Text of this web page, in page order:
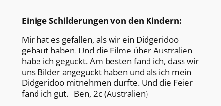
Einige Schilderungen von den Kindern:
Mir hat es gefallen, als wir ein Didgeridoo
gebaut haben. Und die Filme über Australien
habe ich geguckt. Am besten fand ich, dass wir
uns Bilder angeguckt haben und als ich mein
Didgeridoo mitnehmen durfte. Und die Feier
fand ich gut. Ben, 2c (Australien)